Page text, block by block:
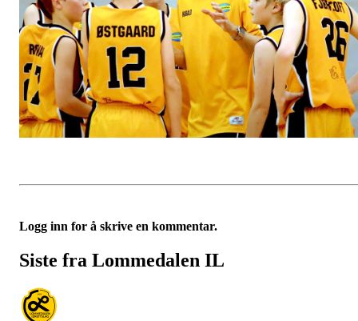
Logg inn for å skrive en kommentar.
Siste fra Lommedalen IL